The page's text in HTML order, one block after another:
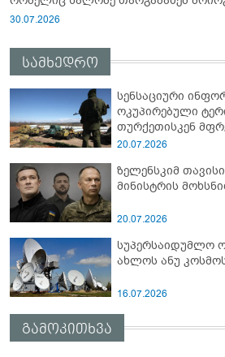
30.07.2026
სამხედრო
სენსაციური
ოკუპირებული
თურქეთისკენ
სამიტი კინაღამ
20.07.2026
ზელენსკიმ
მინისტრის
20.07.2026
სუპერსაიდუმლო
16.07.2026
გამოკითხვა